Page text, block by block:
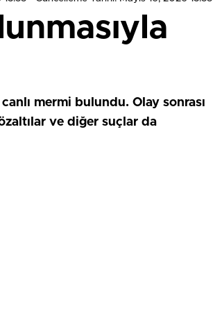
mermi bulundu. Olay sonrası
ve diğer suçlar da